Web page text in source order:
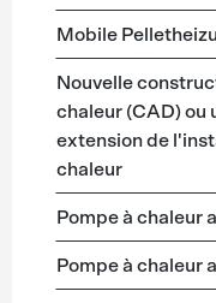
Mobile
Nouvelle
chaleur (CAD) ou
extension de
chaleur
Pompe à chaleur
Pompe à chaleur